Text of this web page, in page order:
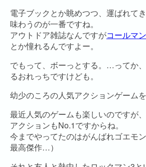
電子ブックとか眺めつつ、運ばれて
味わうのが一番ですね。
アウトドア雑誌なんですがコールマ
とか憧れるんですよー。
でもって、ボーっとする。…ってか
るおれっちですけども。
幼少のころの人気アクションゲーム
最近人気のゲームも楽しいのですが
アクションもNo.1ですからね。
今までやってたのはがんばれゴエモ
最高傑作…）